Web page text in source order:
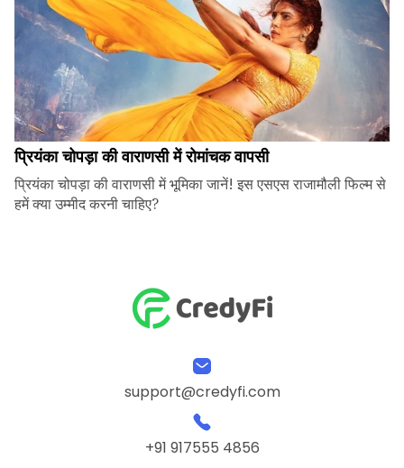
प्रियंका चोपड़ा की वाराणसी में रोमांचक वापसी
प्रियंका चोपड़ा की वाराणसी में भूमिका जानें! इस एसएस राजामौली फिल्म से
हमें क्या उम्मीद करनी चाहिए?
support@credyfi.com
+91 917555 4856